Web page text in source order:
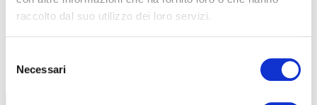
raccolto dal suo utilizzo dei loro servizi.
delNecessari
TUTTE LE CATEGORIE DEL MAGAZINE